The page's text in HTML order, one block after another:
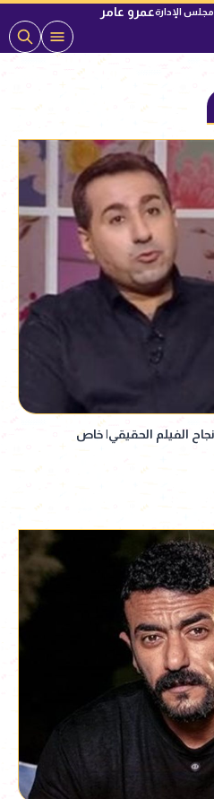
الإدارةعمرو عامر
الفيلم الحقيقي| خاص